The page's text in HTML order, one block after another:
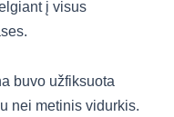
į visus
buvo užfiksuota
nei metinis vidurkis.